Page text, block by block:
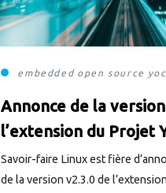
embedded open source
Annonce de la
l’extension du Projet
VS Code
Savoir-faire Linux est fière
de la version v2.3.0 de